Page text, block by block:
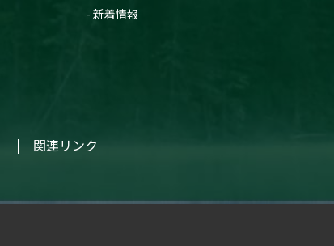
新着情報
関連リンク